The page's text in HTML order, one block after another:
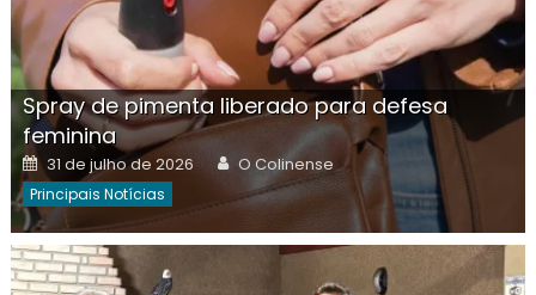
Spray de pimenta liberado para defesa
feminina
Posted
on
31 de julho de 2026 Author
O Colinense
Principais Notícias